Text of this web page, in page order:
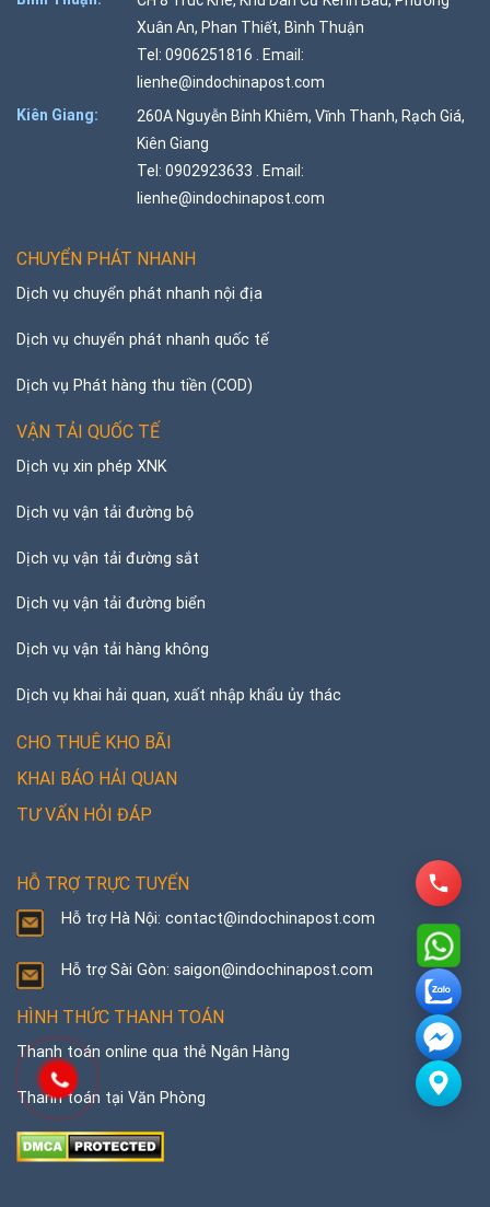
Xuân An, Phan Thiết, Bình Thuận
Tel: 0906251816 . Email:
lienhe@indochinapost.com
Kiên Giang:
260A Nguyễn Bỉnh Khiêm, Vĩnh Thanh, Rạch Giá,
Kiên Giang
Tel: 0902923633 . Email:
lienhe@indochinapost.com
CHUYỂN PHÁT NHANH
Dịch vụ chuyển phát nhanh nội địa
Dịch vụ chuyển phát nhanh quốc tế
Dịch vụ Phát hàng thu tiền (COD)
VẬN TẢI QUỐC TẾ
Dịch vụ xin phép XNK
Dịch vụ vận tải đường bộ
Dịch vụ vận tải đường sắt
Dịch vụ vận tải đường biển
Dịch vụ vận tải hàng không
Dịch vụ khai hải quan, xuất nhập khẩu ủy thác
CHO THUÊ KHO BÃI
KHAI BÁO HẢI QUAN
TƯ VẤN HỎI ĐÁP
HỖ TRỢ TRỰC TUYẾN
Hỗ trợ Hà Nội: contact@indochinapost.com
Hỗ trợ Sài Gòn: saigon@indochinapost.com
HÌNH THỨC THANH TOÁN
Thanh toán online qua thẻ Ngân Hàng
Thanh toán tại Văn Phòng